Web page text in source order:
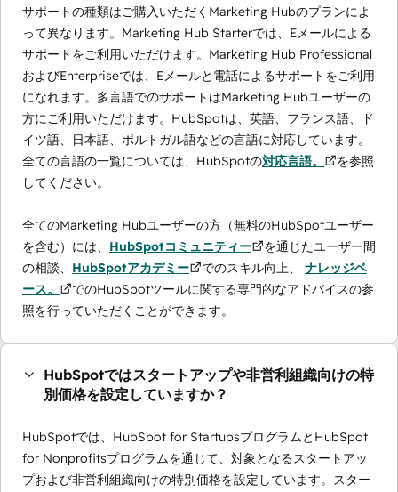
サポートの種類はご購入いただくMarketing Hubのプランによ
って異なります。Marketing Hub Starterでは、Eメールによる
サポートをご利用いただけます。Marketing Hub Professional
およびEnterpriseでは、Eメールと電話によるサポートをご利用
になれます。多言語でのサポートはMarketing Hubユーザーの
方にご利用いただけます。HubSpotは、英語、フランス語、ド
イツ語、日本語、ポルトガル語などの言語に対応しています。
全ての言語の一覧については、HubSpotの対応言語。
を参照
してください。
全てのMarketing Hubユーザーの方（無料のHubSpotユーザー
を含む）には、 HubSpotコミュニティー
を通じたユーザー間
の相談、 HubSpotアカデミー でのスキル向上、 ナレッジベ
ース。
でのHubSpotツールに関する専門的なアドバイスの参
照を行っていただくことができます。
HubSpotではスタートアップや非営利組織向けの特
別価格を設定していますか？
HubSpotでは、HubSpot for StartupsプログラムとHubSpot
for Nonprofitsプログラムを通じて、対象となるスタートアッ
プおよび非営利組織向けの特別価格を設定しています。スター